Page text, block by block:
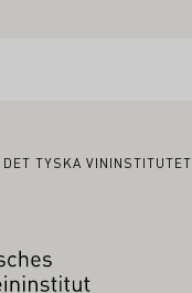
DET TYSKA VININSTITUTET